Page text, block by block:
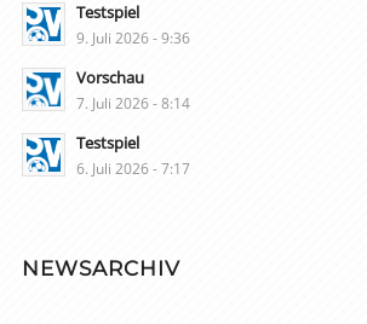
Testspiel
9. Juli 2026 - 9:36
Vorschau
7. Juli 2026 - 8:14
Testspiel
6. Juli 2026 - 7:17
NEWSARCHIV